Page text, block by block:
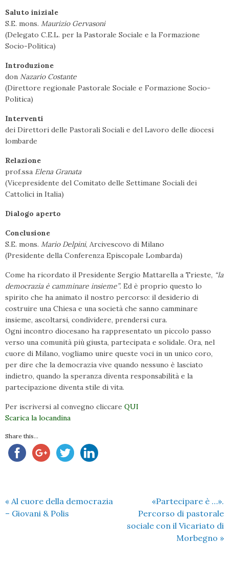
Saluto iniziale
S.E. mons. Maurizio Gervasoni
(Delegato C.E.L. per la Pastorale Sociale e la Formazione
Socio-Politica)
Introduzione
don Nazario Costante
(Direttore regionale Pastorale Sociale e Formazione Socio-
Politica)
Interventi
dei Direttori delle Pastorali Sociali e del Lavoro delle diocesi
lombarde
Relazione
prof.ssa Elena Granata
(Vicepresidente del Comitato delle Settimane Sociali dei
Cattolici in Italia)
Dialogo aperto
Conclusione
S.E. mons. Mario Delpini, Arcivescovo di Milano
(Presidente della Conferenza Episcopale Lombarda)
Come ha ricordato il Presidente Sergio Mattarella a Trieste, “la
democrazia è camminare insieme”. Ed è proprio questo lo
spirito che ha animato il nostro percorso: il desiderio di
costruire una Chiesa e una società che sanno camminare
insieme, ascoltarsi, condividere, prendersi cura.
Ogni incontro diocesano ha rappresentato un piccolo passo
verso una comunità più giusta, partecipata e solidale. Ora, nel
cuore di Milano, vogliamo unire queste voci in un unico coro,
per dire che la democrazia vive quando nessuno è lasciato
indietro, quando la speranza diventa responsabilità e la
partecipazione diventa stile di vita.
Per iscriversi al convegno cliccare QUI
Scarica la locandina
Share this...
« Al cuore della democrazia
– Giovani & Polis
«Partecipare è …».
Percorso di pastorale
sociale con il Vicariato di
Morbegno »